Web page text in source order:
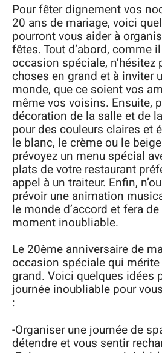
Pour fêter dignement vos
20 ans de mariage, voici
pourront vous aider à
fêtes. Tout d’abord, comme il
occasion spéciale, n’hésitez
choses en grand et à inviter
monde, que ce soient vos
même vos voisins. Ensuite,
décoration de la salle et de
pour des couleurs claires et
le blanc, le crème ou le
prévoyez un menu spécial
plats de votre restaurant
appel à un traiteur. Enfin,
prévoir une animation
le monde d’accord et fera
moment inoubliable.
Le 20ème anniversaire de
occasion spéciale qui mérite
grand. Voici quelques idées
journée inoubliable pour
:
-Organiser une journée de
détendre et vous sentir